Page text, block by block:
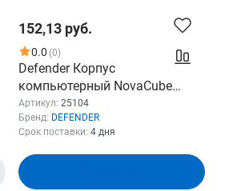
152,13 руб.
0.0 (0)
Defender Корпус
компьютерный NovaCube
белый,mATX,3fan,switch&M/BS
ync 25104
Артикул: 25104
Бренд: DEFENDER
Срок поставки: 4 дня